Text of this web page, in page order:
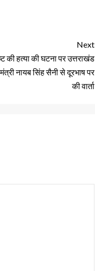
Next
की हत्या की घटना पर उत्तराखंड
नायब सिंह सैनी से दूरभाष पर
की वार्ता